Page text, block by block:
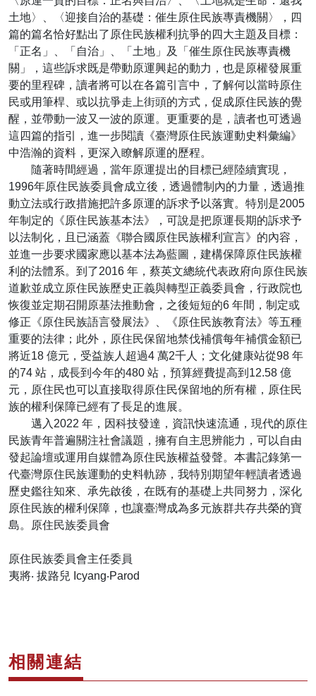
土地〉、〈迎接自治的基礎：催生原住民族專責機關〉，四
篇的篇名恰好點出了原住民族權利抗爭的四大主題及目標：
「正名」、「自治」、「土地」及「催生原住民族專責機
關」，這些訴求既是帶動原運興起的動力，也是原權發展重
要的里程碑，讀者將可以在各篇引言中，了解何以當時原住
民或用筆桿、或以抗爭走上街頭的方式，促成原住民族的覺
醒，並帶動一波又一波的原運。更重要的是，讀者也可透過
這四篇的指引，進一步閱讀《臺灣原住民族運動史料彙編》
中浩瀚的資料，更深入瞭解原運的歷程。
隨著時間經過，當年原運提出的目標已經陸續實現，
1996年原住民族委員會成立後，透過體制內的力量，透過推
動立法或行政措施把許多原運的訴求予以落實。特別是2005
年制定的《原住民族基本法》，可說是把原運長期的訴求予
以法制化，且已涵蓋《聯合國原住民族權利宣言》的內容，
並進一步要求國家應以基本法為藍圖，建構保障原住民族權
利的法體系。到了2016 年，蔡英文總統代表政府向原住民族
道歉並成立原住民族歷史正義與轉型正義委員會，行政院也
恢復並定期召開原基法推動會，之後短短的6 年間，制定或
修正《原住民族語言發展法》、《原住民族教育法》等五種
重要的法律；此外，原住民保留地禁伐補償每年補償金額已
將近18 億元，受益族人超過4 萬2千人；文化健康站從98 年
的74 站，成長到今年的480 站，預算經費提高到12.58 億
元，原住民也可以直接取得原住民保留地的所有權，原住民
族的權利保障已經有了長足的進展。
邁入2022 年，因科技發達，資訊快速流通，現代的原住
民族青年普遍關注社會議題，擁有自主思辨能力，可以自由
發起論壇或運用自媒體為原住民族權益發聲。本書記錄第一
代臺灣原住民族運動的史料軌跡，我特別期望年輕讀者透過
歷史鑑往知來、承先啟後，在既有的基礎上共同努力，深化
原住民族的權利保障，也讓臺灣成為多元族群共存共榮的寶
島。原住民族委員會
原住民族委員會主任委員
夷將‧ 拔路兒 Icyang‧Parod
相關連結